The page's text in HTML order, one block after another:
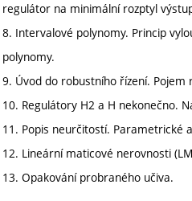
regulátor na minimální rozptyl
8. Intervalové polynomy. Princip
polynomy.
9. Úvod do robustního řízení.
10. Regulátory H2 a H nekonečno.
11. Popis neurčitostí. Parametrické
12. Lineární maticové nerovnosti
13. Opakování probraného učiva.